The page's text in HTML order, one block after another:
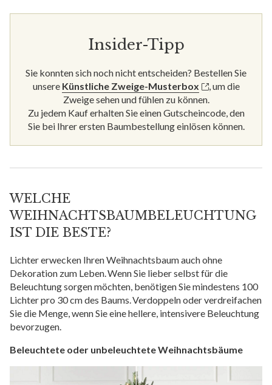
Insider-Tipp
Sie konnten sich noch nicht entscheiden? Bestellen Sie
unsere Künstliche Zweige-Musterbox
, um die
Zweige sehen und fühlen zu können.
Zu jedem Kauf erhalten Sie einen Gutscheincode, den
Sie bei Ihrer ersten Baumbestellung einlösen können.
WELCHE
WEIHNACHTSBAUMBELEUCHTUNG
IST DIE BESTE?
Lichter erwecken Ihren Weihnachtsbaum auch ohne
Dekoration zum Leben. Wenn Sie lieber selbst für die
Beleuchtung sorgen möchten, benötigen Sie mindestens 100
Lichter pro 30 cm des Baums. Verdoppeln oder verdreifachen
Sie die Menge, wenn Sie eine hellere, intensivere Beleuchtung
bevorzugen.
Beleuchtete oder unbeleuchtete Weihnachtsbäume